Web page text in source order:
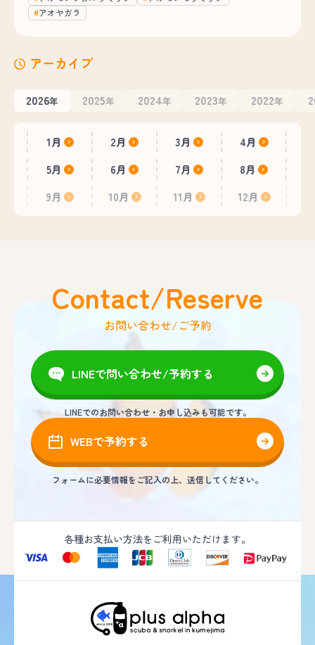
アオヤガラ
アーカイブ
2026年 2025年 2024年 2023年 2022年
1月 2月 3月
4月
5月
6月 7月
8月
9月
10月 11月 12月
Contact/Reserve
お問い合わせ/ご予約
LINEで問い合わせ/予約する
LINEでのお問い合わせ・お申し込みも可能です。
WEBで予約する
フォームに必要情報をご記入の上、送信してください。
各種お支払い方法をご利用いただけます。